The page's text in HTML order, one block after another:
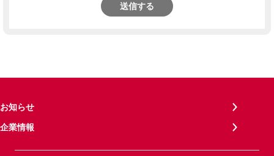
送信する
お知らせ
企業情報